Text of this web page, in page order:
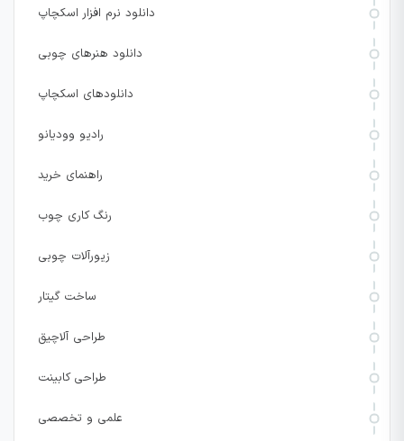
دانلود نرم افزار اسکچاپ
دانلود هنرهای چوبی
دانلودهای اسکچاپ
رادیو وودیانو
راهنمای خرید
رنگ کاری چوب
زیورآلات چوبی
ساخت گیتار
طراحی آلاچیق
طراحی کابینت
علمی و تخصصی